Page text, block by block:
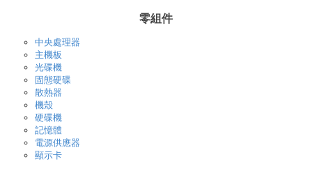
零組件
中央處理器
主機板
光碟機
固態硬碟
散熱器
機殼
硬碟機
記憶體
電源供應器
顯示卡